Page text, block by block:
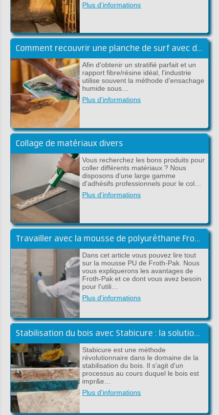
Plus d'informations
Comment recouvrir une planche de surf avec du tissu en carbone et de l'époxy ?
Afin d'obtenir un stratifié parfait et un
rapport fibre/résine idéal, l'industrie
utilise souvent la méthode d'ensachage
humide sous…
Plus d'informations
Collage de matériaux divers
Vous recherchez les bons produits pour
coller différents matériaux ? Nous
disposons d'une large gamme
d'adhésifs professionnels pour le col…
Plus d'informations
Travailler avec la mousse de polyuréthane Froth-Pak - Conseils et astuces
Dans cet article vous pouvez lire tout
sur la mousse PU de Froth-Pak. Nous
vous expliquerons les avantages de
Froth-Pak et ce dont vous avez besoin
pour l'utili…
Plus d'informations
Stabilisation du bois avec Stabicure : la solution pour un bois durable et solide
Stabicure est une méthode
révolutionnaire dans le domaine de la
stabilisation du bois. Il s'agit d'un
processus au cours duquel le bois est
impr&e…
Plus d'informations